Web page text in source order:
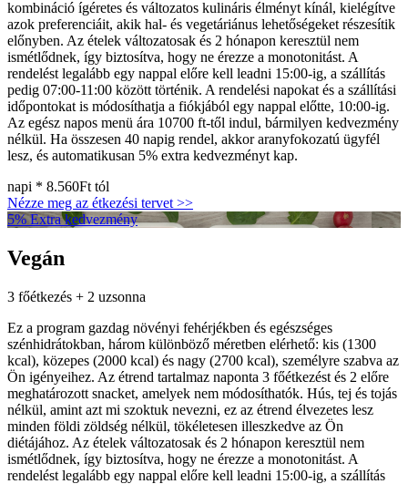
kombináció ígéretes és változatos kulináris élményt kínál, kielégítve
azok preferenciáit, akik hal- és vegetáriánus lehetőségeket részesítik
előnyben. Az ételek változatosak és 2 hónapon keresztül nem
ismétlődnek, így biztosítva, hogy ne érezze a monotonitást. A
rendelést legalább egy nappal előre kell leadni 15:00-ig, a szállítás
pedig 07:00-11:00 között történik. A rendelési napokat és a szállítási
időpontokat is módosíthatja a fiókjából egy nappal előtte, 10:00-ig.
Az egész napos menü ára 10700 ft-től indul, bármilyen kedvezmény
nélkül. Ha összesen 40 napig rendel, akkor aranyfokozatú ügyfél
lesz, és automatikusan 5% extra kedvezményt kap.
napi * 8.560Ft tól
Nézze meg az étkezési tervet >>
5% Extra kedvezmény
Vegán
3 főétkezés + 2 uzsonna
Ez a program gazdag növényi fehérjékben és egészséges
szénhidrátokban, három különböző méretben elérhető: kis (1300
kcal), közepes (2000 kcal) és nagy (2700 kcal), személyre szabva az
Ön igényeihez. Az étrend tartalmaz naponta 3 főétkezést és 2 előre
meghatározott snacket, amelyek nem módosíthatók. Hús, tej és tojás
nélkül, amint azt mi szoktuk nevezni, ez az étrend élvezetes lesz
minden földi zöldség nélkül, tökéletesen illeszkedve az Ön
diétájához. Az ételek változatosak és 2 hónapon keresztül nem
ismétlődnek, így biztosítva, hogy ne érezze a monotonitást. A
rendelést legalább egy nappal előre kell leadni 15:00-ig, a szállítás